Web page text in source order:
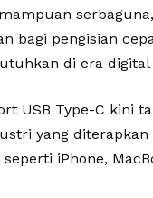
bagi pengisian
di era digital
USB Type-C kini
yang
iPhone,